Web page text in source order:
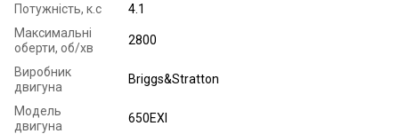
Потужність, к.с
4.1
Максимальні
оберти, об/хв
2800
Виробник
двигуна
Briggs&Stratton
Модель
двигуна
650EXI